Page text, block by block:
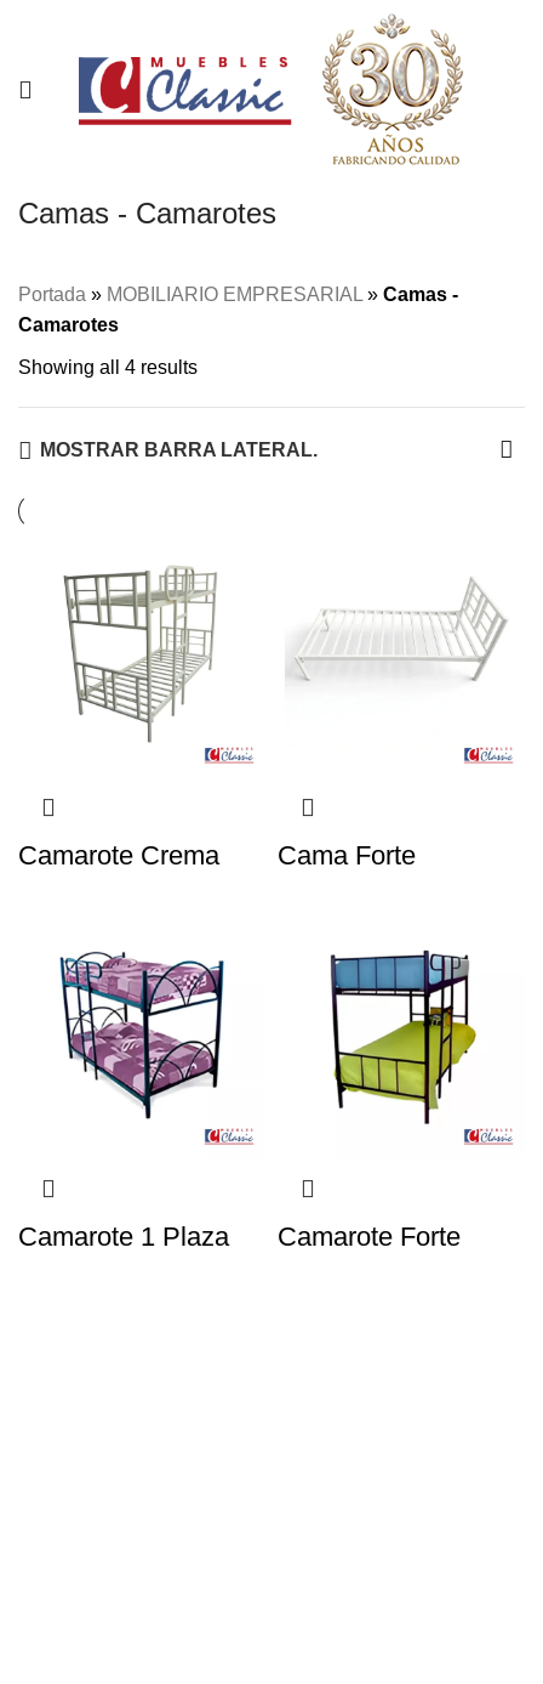
Camas - Camarotes
Portada » MOBILIARIO EMPRESARIAL » Camas -
Camarotes
Showing all 4 results
MOSTRAR BARRA LATERAL.
Camarote Crema Cama Forte
Camarote 1 Plaza Camarote Forte